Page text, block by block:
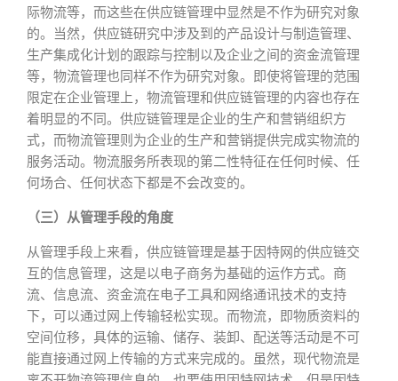
际物流等，而这些在供应链管理中显然是不作为研究对象
的。当然，供应链研究中涉及到的产品设计与制造管理、
生产集成化计划的跟踪与控制以及企业之间的资金流管理
等，物流管理也同样不作为研究对象。即使将管理的范围
限定在企业管理上，物流管理和供应链管理的内容也存在
着明显的不同。供应链管理是企业的生产和营销组织方
式，而物流管理则为企业的生产和营销提供完成实物流的
服务活动。物流服务所表现的第二性特征在任何时候、任
何场合、任何状态下都是不会改变的。
（三）从管理手段的角度
从管理手段上来看，供应链管理是基于因特网的供应链交
互的信息管理，这是以电子商务为基础的运作方式。商
流、信息流、资金流在电子工具和网络通讯技术的支持
下，可以通过网上传输轻松实现。而物流，即物质资料的
空间位移，具体的运输、储存、装卸、配送等活动是不可
能直接通过网上传输的方式来完成的。虽然，现代物流是